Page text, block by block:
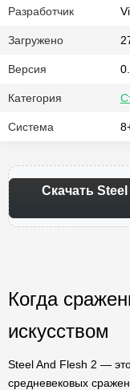
Разработчик
Загружено
Версия
Категория
Система
Скачать
Когда
искусством
Steel And Flesh 2 —
средневековых